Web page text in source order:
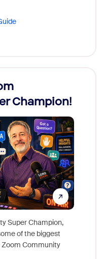
Champion!
Super Champion,
of the biggest
Zoom Community